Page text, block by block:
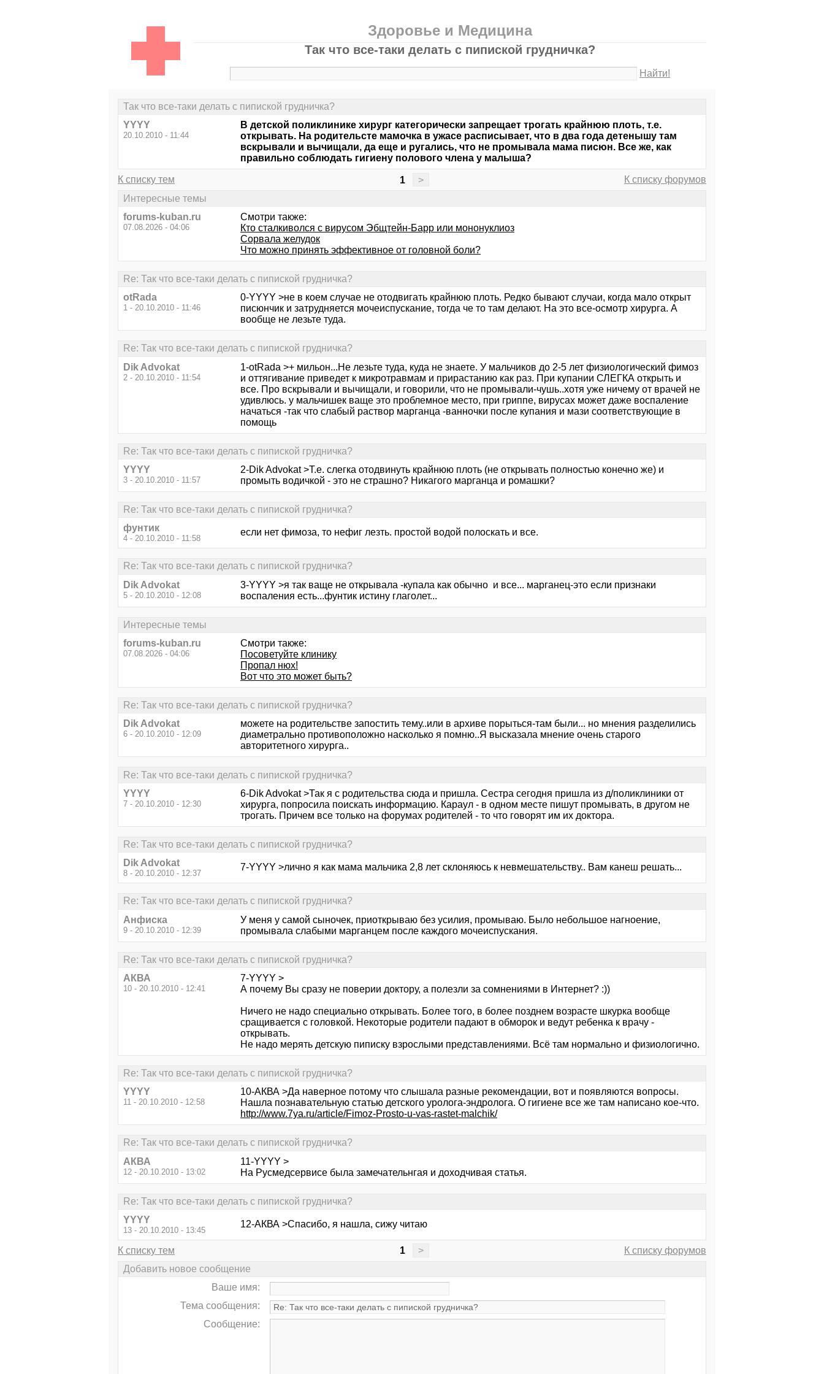
Здоровье и Медицина
Так что все-таки делать с пипиской грудничка?
Найти!
Так что все-таки делать с пипиской грудничка?
YYYY
20.10.2010 - 11:44
В детской поликлинике хирург категорически запрещает трогать крайнюю плоть, т.е.
открывать. На родительсте мамочка в ужасе расписывает, что в два года детенышу там
вскрывали и вычищали, да еще и ругались, что не промывала мама писюн. Все же, как
правильно соблюдать гигиену полового члена у малыша?
К списку тем 1 >
К списку форумов
Интересные темы
forums-kuban.ru
07.08.2026 - 04:06
Смотри также:
Кто сталкиволся с вирусом Эбщтейн-Барр или мононуклиоз
Сорвала желудок
Что можно принять эффективное от головной боли?
Re: Так что все-таки делать с пипиской грудничка?
otRada
1 - 20.10.2010 - 11:46
0-YYYY >не в коем случае не отодвигать крайнюю плоть. Редко бывают случаи, когда мало открыт
писюнчик и затрудняется мочеиспускание, тогда че то там делают. На это все-осмотр хирурга. А
вообще не лезьте туда.
Re: Так что все-таки делать с пипиской грудничка?
Dik Advokat
2 - 20.10.2010 - 11:54
1-otRada >+ мильон...Не лезьте туда, куда не знаете. У мальчиков до 2-5 лет физиологический фимоз
и оттягивание приведет к микротравмам и прирастанию как раз. При купании СЛЕГКА открыть и
все. Про вскрывали и вычищали, и говорили, что не промывали-чушь..хотя уже ничему от врачей не
удивлюсь. у мальчишек ваще это проблемное место, при гриппе, вирусах может даже воспаление
начаться -так что слабый раствор марганца -ванночки после купания и мази соответствующие в
помощь
Re: Так что все-таки делать с пипиской грудничка?
YYYY
3 - 20.10.2010 - 11:57
2-Dik Advokat >Т.е. слегка отодвинуть крайнюю плоть (не открывать полностью конечно же) и
промыть водичкой - это не страшно? Никагого марганца и ромашки?
Re: Так что все-таки делать с пипиской грудничка?
фунтик
4 - 20.10.2010 - 11:58
если нет фимоза, то нефиг лезть. простой водой полоскать и все.
Re: Так что все-таки делать с пипиской грудничка?
Dik Advokat
5 - 20.10.2010 - 12:08
3-YYYY >я так ваще не открывала -купала как обычно и все... марганец-это если признаки
воспаления есть...фунтик истину глаголет...
Интересные темы
forums-kuban.ru
07.08.2026 - 04:06
Смотри также:
Посоветуйте клинику
Пропал нюх!
Вот что это может быть?
Re: Так что все-таки делать с пипиской грудничка?
Dik Advokat
6 - 20.10.2010 - 12:09
можете на родительстве запостить тему..или в архиве порыться-там были... но мнения разделились
диаметрально противоположно насколько я помню..Я высказала мнение очень старого
авторитетного хирурга..
Re: Так что все-таки делать с пипиской грудничка?
YYYY
7 - 20.10.2010 - 12:30
6-Dik Advokat >Так я с родительства сюда и пришла. Сестра сегодня пришла из д/поликлиники от
хирурга, попросила поискать информацию. Караул - в одном месте пишут промывать, в другом не
трогать. Причем все только на форумах родителей - то что говорят им их доктора.
Re: Так что все-таки делать с пипиской грудничка?
Dik Advokat
8 - 20.10.2010 - 12:37
7-YYYY >лично я как мама мальчика 2,8 лет склоняюсь к невмешательству.. Вам канеш решать...
Re: Так что все-таки делать с пипиской грудничка?
Анфиска
9 - 20.10.2010 - 12:39
У меня у самой сыночек, приоткрываю без усилия, промываю. Было небольшое нагноение,
промывала слабыми марганцем после каждого мочеиспускания.
Re: Так что все-таки делать с пипиской грудничка?
АКВА
10 - 20.10.2010 - 12:41
7-YYYY >
А почему Вы сразу не поверии доктору, а полезли за сомнениями в Интернет? :))
Ничего не надо специально открывать. Более того, в более позднем возрасте шкурка вообще
сращивается с головкой. Некоторые родители падают в обморок и ведут ребенка к врачу -
открывать.
Не надо мерять детскую пиписку взрослыми представлениями. Всё там нормально и физиологично.
Re: Так что все-таки делать с пипиской грудничка?
YYYY
11 - 20.10.2010 - 12:58
10-АКВА >Да наверное потому что слышала разные рекомендации, вот и появляются вопросы.
Нашла познавательную статью детского уролога-эндролога. О гигиене все же там написано кое-что.
http://www.7ya.ru/article/Fimoz-Prosto-u-vas-rastet-malchik/
Re: Так что все-таки делать с пипиской грудничка?
АКВА
12 - 20.10.2010 - 13:02
11-YYYY >
На Русмедсервисе была замечательнгая и доходчивая статья.
Re: Так что все-таки делать с пипиской грудничка?
YYYY
13 - 20.10.2010 - 13:45
12-АКВА >Спасибо, я нашла, сижу читаю
К списку тем 1 >
К списку форумов
Добавить новое сообщение
Ваше имя:
Тема сообщения:
Сообщение: